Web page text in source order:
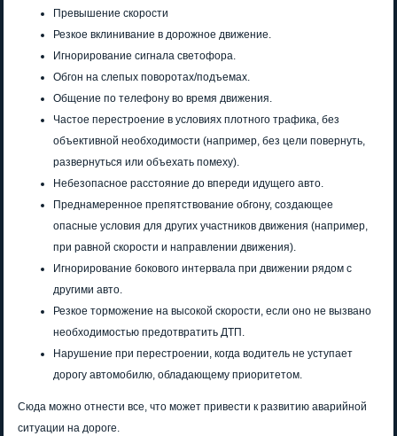
Превышение скорости
Резкое вклинивание в дорожное движение.
Игнорирование сигнала светофора.
Обгон на слепых поворотах/подъемах.
Общение по телефону во время движения.
Частое перестроение в условиях плотного трафика, без
объективной необходимости (например, без цели повернуть,
развернуться или объехать помеху).
Небезопасное расстояние до впереди идущего авто.
Преднамеренное препятствование обгону, создающее
опасные условия для других участников движения (например,
при равной скорости и направлении движения).
Игнорирование бокового интервала при движении рядом с
другими авто.
Резкое торможение на высокой скорости, если оно не вызвано
необходимостью предотвратить ДТП.
Нарушение при перестроении, когда водитель не уступает
дорогу автомобилю, обладающему приоритетом.
Сюда можно отнести все, что может привести к развитию аварийной
ситуации на дороге.